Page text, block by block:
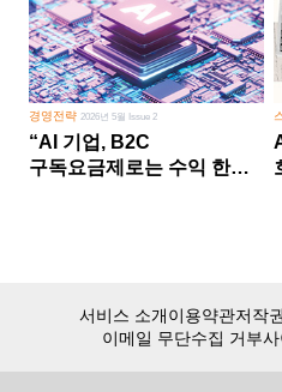
경영전략 2026년 5월 Issue 2
“AI 기업, B2C
구독요금제로는 수익 한계
서비스 소개이용약관저작
이메일 무단수집 거부